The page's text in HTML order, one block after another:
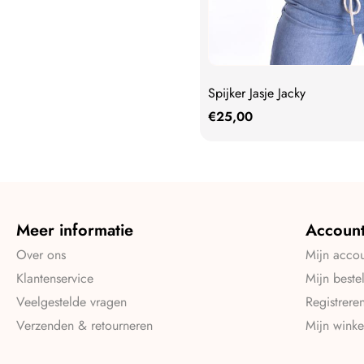
Spijker Jasje Jacky
€25,00
Meer informatie
Over ons
Klantenservice
Veelgestelde vragen
Verzenden & retourneren
Mijn
Mijn
Mijn